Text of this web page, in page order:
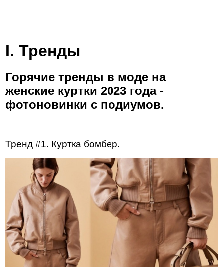
I. Тренды
Горячие тренды в моде на
женские куртки 2023 года -
фотоновинки с подиумов.
Тренд #1. Куртка бомбер.